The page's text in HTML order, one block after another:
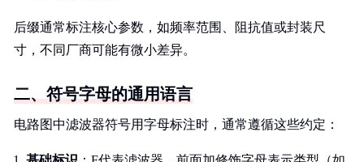
后缀通常标注核心参数，如频率范围、阻抗值或封装尺
寸，不同厂商可能有微小差异。
二、符号字母的通用语言
电路图中滤波器符号用字母标注时，通常遵循这些约定：